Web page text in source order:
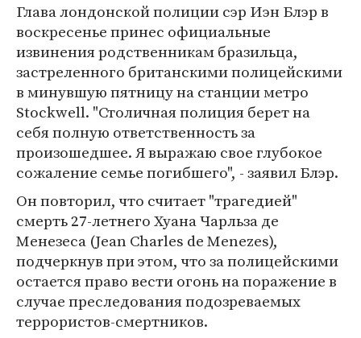
Глава лондонской полиции сэр Иэн Блэр в
воскресенье принес официальные
извинения родственникам бразильца,
застреленного британскими полицейскими
в минувшую пятницу на станции метро
Stockwell. "Столичная полиция берет на
себя полную ответственность за
произошедшее. Я выражаю свое глубокое
сожаление семье погибшего", - заявил Блэр.
Он повторил, что считает "трагедией"
смерть 27-летнего Хуана Чарльза де
Менезеса (Jean Charles de Menezes),
подчеркнув при этом, что за полицейскими
остается право вести огонь на поражение в
случае преследования подозреваемых
террористов-смертников.